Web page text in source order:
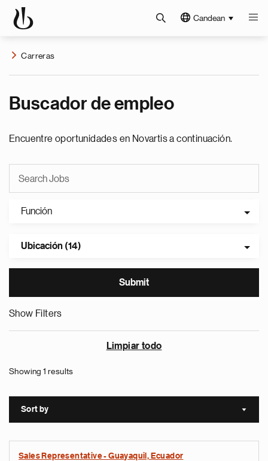
Candean
Carreras
Buscador de empleo
Encuentre oportunidades en Novartis a continuación.
Función
Ubicación (14)
Show Filters
Limpiar todo
Showing 1 results
Sort by Sort
Sales Representative - Guayaquil, Ecuador